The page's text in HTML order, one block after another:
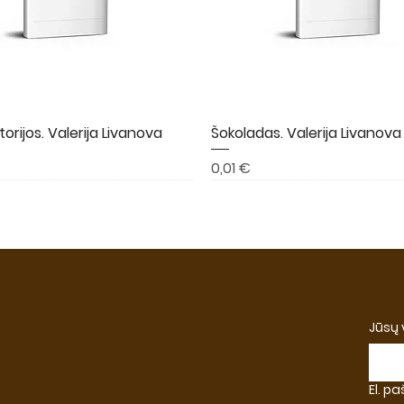
Greita peržiūra
Valerija Livanova
Greita peržiūra
Šokoladas. Valerija Livanova
Kaina
0,01 €
Jūsų
El.